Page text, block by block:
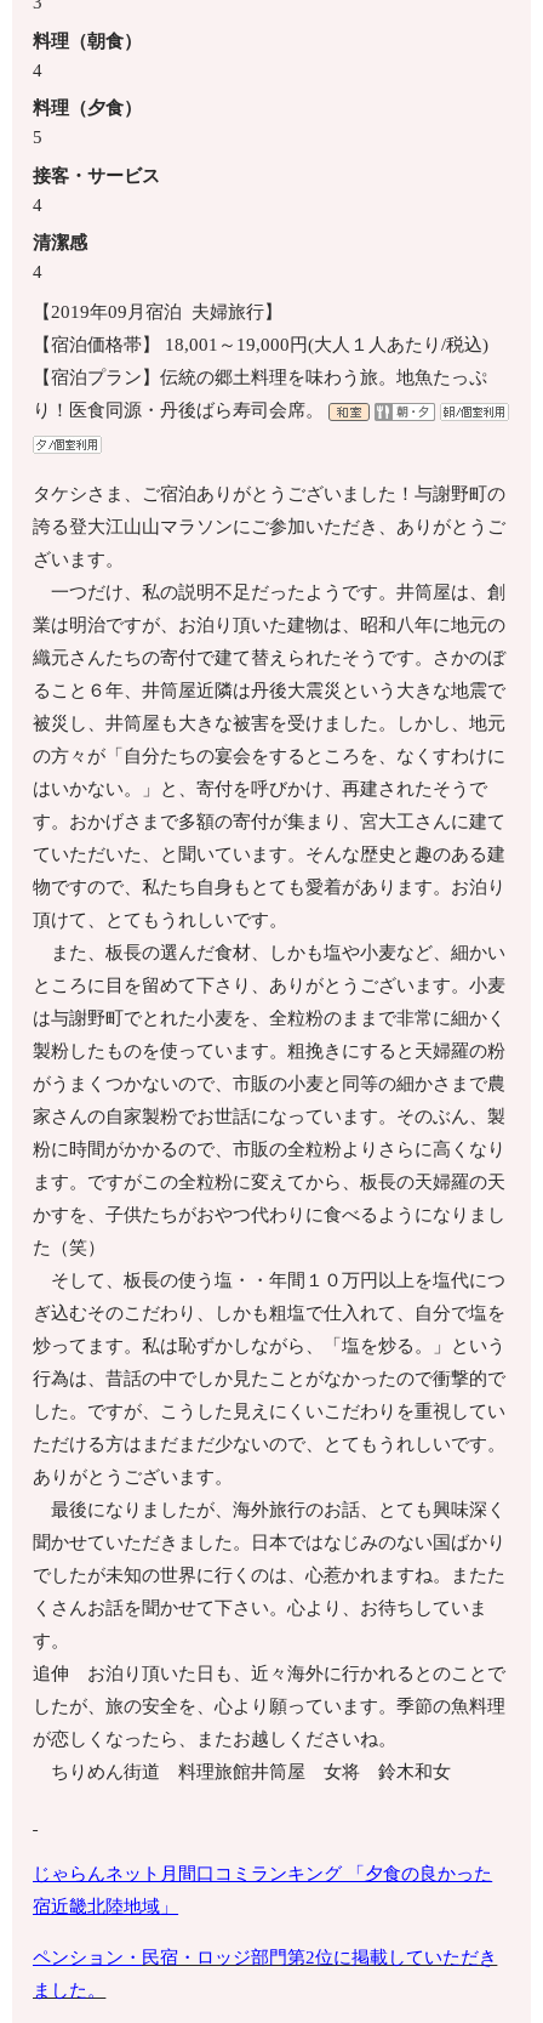
料理（朝食）
4
料理（夕食）
5
接客・サービス
4
清潔感
4
【2019年09月宿泊 夫婦旅行】
【宿泊価格帯】 18,001～19,000円(大人１人あたり/税込)
【宿泊プラン】伝統の郷土料理を味わう旅。地魚たっぷ
り！医食同源・丹後ばら寿司会席。
タケシさま、ご宿泊ありがとうございました！与謝野町の
誇る登大江山山マラソンにご参加いただき、ありがとうご
ざいます。
一つだけ、私の説明不足だったようです。井筒屋は、創
業は明治ですが、お泊り頂いた建物は、昭和八年に地元の
織元さんたちの寄付で建て替えられたそうです。さかのぼ
ること６年、井筒屋近隣は丹後大震災という大きな地震で
被災し、井筒屋も大きな被害を受けました。しかし、地元
の方々が「自分たちの宴会をするところを、なくすわけに
はいかない。」と、寄付を呼びかけ、再建されたそうで
す。おかげさまで多額の寄付が集まり、宮大工さんに建て
ていただいた、と聞いています。そんな歴史と趣のある建
物ですので、私たち自身もとても愛着があります。お泊り
頂けて、とてもうれしいです。
また、板長の選んだ食材、しかも塩や小麦など、細かい
ところに目を留めて下さり、ありがとうございます。小麦
は与謝野町でとれた小麦を、全粒粉のままで非常に細かく
製粉したものを使っています。粗挽きにすると天婦羅の粉
がうまくつかないので、市販の小麦と同等の細かさまで農
家さんの自家製粉でお世話になっています。そのぶん、製
粉に時間がかかるので、市販の全粒粉よりさらに高くなり
ます。ですがこの全粒粉に変えてから、板長の天婦羅の天
かすを、子供たちがおやつ代わりに食べるようになりまし
た（笑）
そして、板長の使う塩・・年間１０万円以上を塩代につ
ぎ込むそのこだわり、しかも粗塩で仕入れて、自分で塩を
炒ってます。私は恥ずかしながら、「塩を炒る。」という
行為は、昔話の中でしか見たことがなかったので衝撃的で
した。ですが、こうした見えにくいこだわりを重視してい
ただける方はまだまだ少ないので、とてもうれしいです。
ありがとうございます。
最後になりましたが、海外旅行のお話、とても興味深く
聞かせていただきました。日本ではなじみのない国ばかり
でしたが未知の世界に行くのは、心惹かれますね。またた
くさんお話を聞かせて下さい。心より、お待ちしていま
す。
追伸 お泊り頂いた日も、近々海外に行かれるとのことで
したが、旅の安全を、心より願っています。季節の魚料理
が恋しくなったら、またお越しくださいね。
ちりめん街道 料理旅館井筒屋 女将 鈴木和女
じゃらんネット月間口コミランキング 「夕食の良かった
宿近畿北陸地域 」
ペンション・ 民宿・ロッジ部門第2位に掲載していただき
ました。